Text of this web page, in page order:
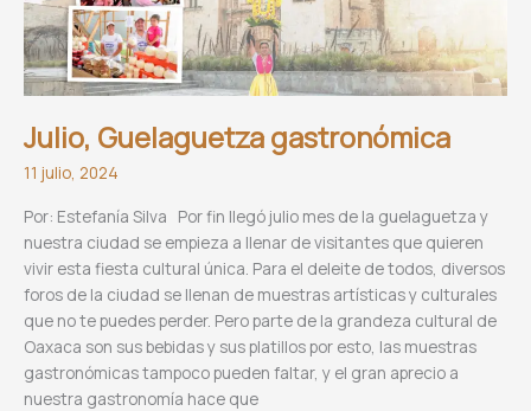
Reyes
Etla
Julio, Guelaguetza gastronómica
11 julio, 2024
Por: Estefanía Silva Por fin llegó julio mes de la guelaguetza y
nuestra ciudad se empieza a llenar de visitantes que quieren
vivir esta fiesta cultural única. Para el deleite de todos, diversos
foros de la ciudad se llenan de muestras artísticas y culturales
que no te puedes perder. Pero parte de la grandeza cultural de
Oaxaca son sus bebidas y sus platillos por esto, las muestras
gastronómicas tampoco pueden faltar, y el gran aprecio a
nuestra gastronomía hace que